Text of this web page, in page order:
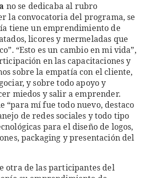
no se dedicaba al rubro
la convocatoria del programa, se
tiene un emprendimiento de
licores y mermeladas que
“Esto es un cambio en mi vida”,
en las capacitaciones y
sobre la empatía con el cliente,
y sobre todo apoyo y
miedos y salir a emprender.
“para mí fue todo nuevo, destaco
de redes sociales y todo tipo
para el diseño de logos,
packaging y presentación del
otra de las participantes del